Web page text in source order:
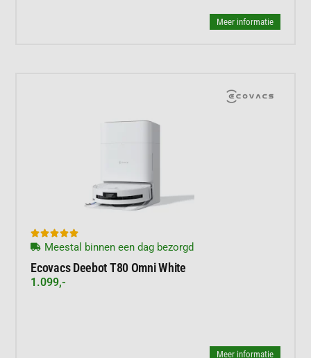
Meer informatie

Meestal binnen een dag bezorgd
Ecovacs Deebot T80 Omni White
1.099,-
Meer informatie